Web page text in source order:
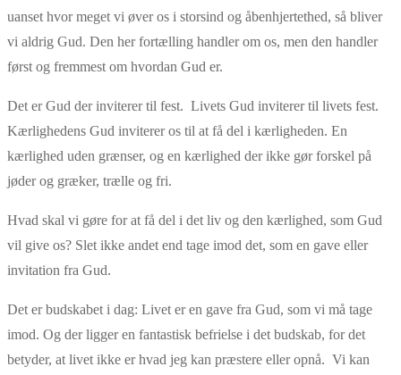
uanset hvor meget vi øver os i storsind og åbenhjertethed, så bliver
vi aldrig Gud. Den her fortælling handler om os, men den handler
først og fremmest om hvordan Gud er.
Det er Gud der inviterer til fest. Livets Gud inviterer til livets fest.
Kærlighedens Gud inviterer os til at få del i kærligheden. En
kærlighed uden grænser, og en kærlighed der ikke gør forskel på
jøder og græker, trælle og fri.
Hvad skal vi gøre for at få del i det liv og den kærlighed, som Gud
vil give os? Slet ikke andet end tage imod det, som en gave eller
invitation fra Gud.
Det er budskabet i dag: Livet er en gave fra Gud, som vi må tage
imod. Og der ligger en fantastisk befrielse i det budskab, for det
betyder, at livet ikke er hvad jeg kan præstere eller opnå. Vi kan